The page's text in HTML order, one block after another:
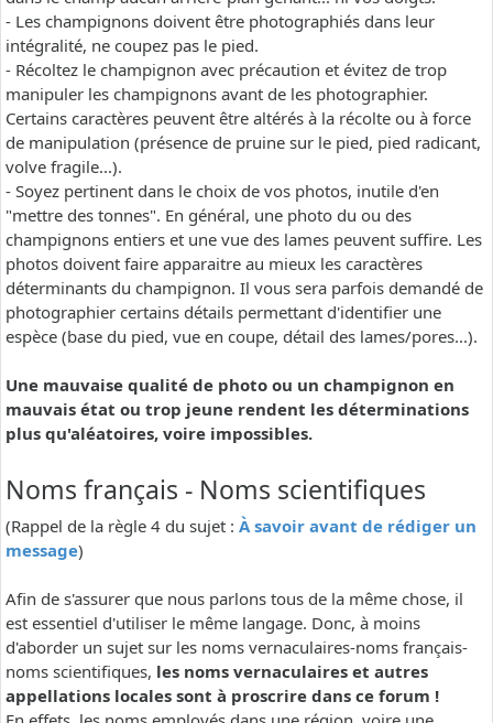
- Les champignons doivent être photographiés dans leur
intégralité, ne coupez pas le pied.
- Récoltez le champignon avec précaution et évitez de trop
manipuler les champignons avant de les photographier.
Certains caractères peuvent être altérés à la récolte ou à force
de manipulation (présence de pruine sur le pied, pied radicant,
volve fragile...).
- Soyez pertinent dans le choix de vos photos, inutile d'en
"mettre des tonnes". En général, une photo du ou des
champignons entiers et une vue des lames peuvent suffire. Les
photos doivent faire apparaitre au mieux les caractères
déterminants du champignon. Il vous sera parfois demandé de
photographier certains détails permettant d'identifier une
espèce (base du pied, vue en coupe, détail des lames/pores...).
Une mauvaise qualité de photo ou un champignon en
mauvais état ou trop jeune rendent les déterminations
plus qu'aléatoires, voire impossibles.
Noms français - Noms scientifiques
(Rappel de la règle 4 du sujet : À savoir avant de rédiger un
message)
Afin de s'assurer que nous parlons tous de la même chose, il
est essentiel d'utiliser le même langage. Donc, à moins
d'aborder un sujet sur les noms vernaculaires-noms français-
noms scientifiques, les noms vernaculaires et autres
appellations locales sont à proscrire dans ce forum !